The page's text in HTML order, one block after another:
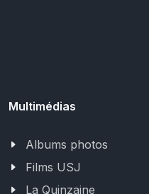
Multimédias
Albums photos
Films USJ
La Quinzaine